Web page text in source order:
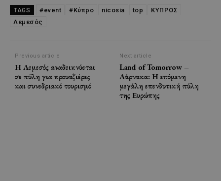
TAGS #event #Κύπρο nicosia top
ΚΥΠΡΟΣ
Λεμεσός
Previous article
Η Λεμεσός αναδεικνύεται
σε πύλη για κρουαζιέρες
και συνεδριακό τουρισμό
Next article
Land of Tomorrow –
Λάρνακα: Η επόμενη
μεγάλη επενδυτική πύλη
της Ευρώπης